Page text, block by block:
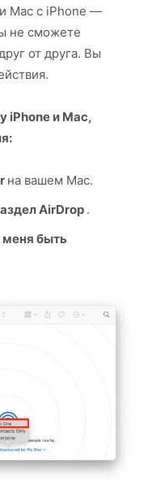
Mac с iPhone —
не сможете
от друга. Вы
iPhone и Mac,
на вашем Mac.
AirDrop .
быть